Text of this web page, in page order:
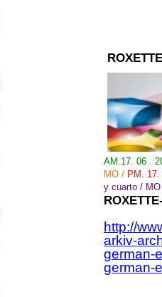
AM.17. 06 .
MO / PM. 17.
y cuarto / MO
http://
arkiv-
german-
german-